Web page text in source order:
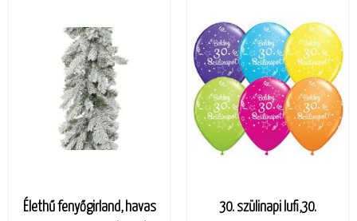
Élethű fenyőgirland, havas
30. szülinapi lufi,30.